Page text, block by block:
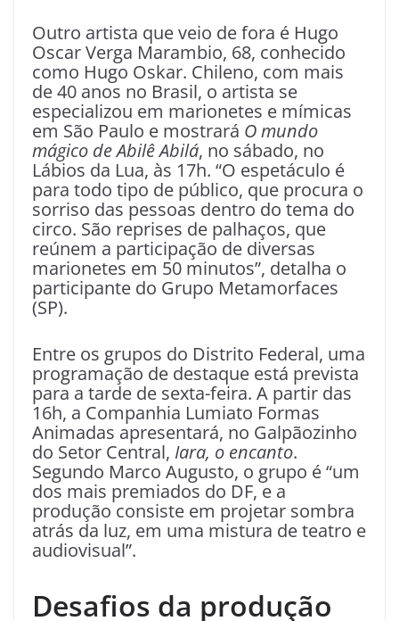
Outro artista que veio de fora é Hugo
Oscar Verga Marambio, 68, conhecido
como Hugo Oskar. Chileno, com mais
de 40 anos no Brasil, o artista se
especializou em marionetes e mímicas
em São Paulo e mostrará O mundo
mágico de Abilê Abilá, no sábado, no
Lábios da Lua, às 17h. “O espetáculo é
para todo tipo de público, que procura o
sorriso das pessoas dentro do tema do
circo. São reprises de palhaços, que
reúnem a participação de diversas
marionetes em 50 minutos”, detalha o
participante do Grupo Metamorfaces
(SP).
Entre os grupos do Distrito Federal, uma
programação de destaque está prevista
para a tarde de sexta-feira. A partir das
16h, a Companhia Lumiato Formas
Animadas apresentará, no Galpãozinho
do Setor Central, Iara, o encanto.
Segundo Marco Augusto, o grupo é “um
dos mais premiados do DF, e a
produção consiste em projetar sombra
atrás da luz, em uma mistura de teatro e
audiovisual”.
Desafios da produção